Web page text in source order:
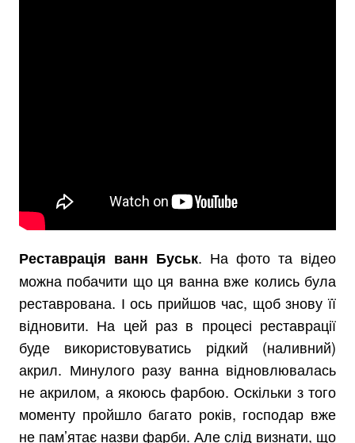
Реставрація ванн Буськ. На фото та відео
можна побачити що ця ванна вже колись була
реставрована. І ось прийшов час, щоб знову її
відновити. На цей раз в процесі реставрації
буде використовуватись рідкий (наливний)
акрил. Минулого разу ванна відновлювалась
не акрилом, а якоюсь фарбою. Оскільки з того
моменту пройшло багато років, господар вже
не пам’ятає назви фарби. Але слід визнати, що